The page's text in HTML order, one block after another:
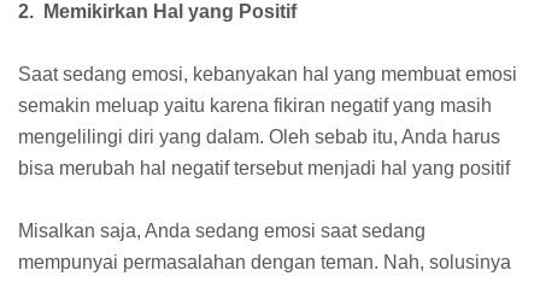
2. Memikirkan Hal yang Positif
Saat sedang emosi, kebanyakan hal yang membuat emosi
semakin meluap yaitu karena fikiran negatif yang masih
mengelilingi diri yang dalam. Oleh sebab itu, Anda harus
bisa merubah hal negatif tersebut menjadi hal yang positif
Misalkan saja, Anda sedang emosi saat sedang
mempunyai permasalahan dengan teman. Nah, solusinya